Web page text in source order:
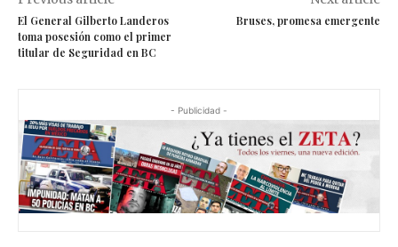
El General Gilberto Landeros
toma posesión como el primer
titular de Seguridad en BC
Bruses, promesa emergente
- Publicidad -